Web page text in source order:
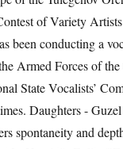
of Variety
been conducting a
Armed Forces of
State Vocalists’
Daughters -
spontaneity and